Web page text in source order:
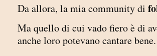
Da allora, la mia community di
Ma quello di cui vado fiero è di
anche loro potevano cantare bene.